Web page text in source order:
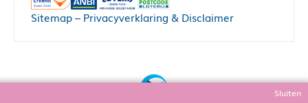
Sitemap– Privacyverklaring & Disclaimer
Sluiten